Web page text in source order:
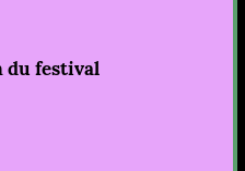
du festival